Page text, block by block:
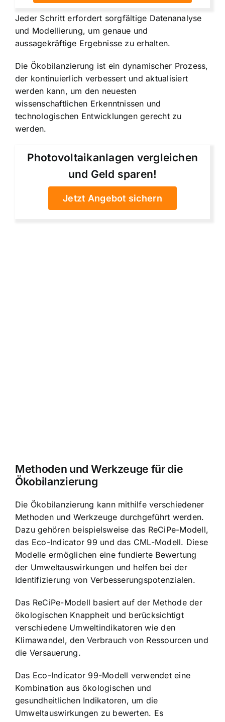
Jeder Schritt erfordert sorgfältige Datenanalyse
und Modellierung, um genaue und
aussagekräftige Ergebnisse zu erhalten.
Die Ökobilanzierung ist ein dynamischer Prozess,
der kontinuierlich verbessert und aktualisiert
werden kann, um den neuesten
wissenschaftlichen Erkenntnissen und
technologischen Entwicklungen gerecht zu
werden.
Photovoltaikanlagen vergleichen
und Geld sparen!
Jetzt Angebot sichern
Methoden und Werkzeuge für die
Ökobilanzierung
Die Ökobilanzierung kann mithilfe verschiedener
Methoden und Werkzeuge durchgeführt werden.
Dazu gehören beispielsweise das ReCiPe-Modell,
das Eco-Indicator 99 und das CML-Modell. Diese
Modelle ermöglichen eine fundierte Bewertung
der Umweltauswirkungen und helfen bei der
Identifizierung von Verbesserungspotenzialen.
Das ReCiPe-Modell basiert auf der Methode der
ökologischen Knappheit und berücksichtigt
verschiedene Umweltindikatoren wie den
Klimawandel, den Verbrauch von Ressourcen und
die Versauerung.
Das Eco-Indicator 99-Modell verwendet eine
Kombination aus ökologischen und
gesundheitlichen Indikatoren, um die
Umweltauswirkungen zu bewerten. Es